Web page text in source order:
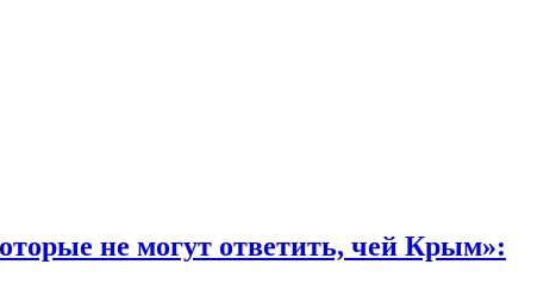
не могут ответить, чей Крым»: